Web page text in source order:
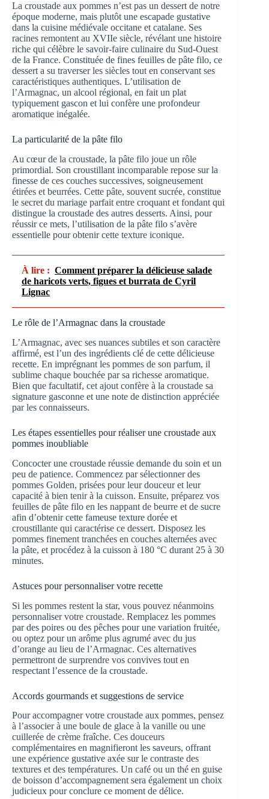
La croustade aux pommes n’est pas un dessert de notre
époque moderne, mais plutôt une escapade gustative
dans la cuisine médiévale occitane et catalane. Ses
racines remontent au XVIIe siècle, révélant une histoire
riche qui célèbre le savoir-faire culinaire du Sud-Ouest
de la France. Constituée de fines feuilles de pâte filo, ce
dessert a su traverser les siècles tout en conservant ses
caractéristiques authentiques. L’utilisation de
l’Armagnac, un alcool régional, en fait un plat
typiquement gascon et lui confère une profondeur
aromatique inégalée.
La particularité de la pâte filo
Au cœur de la croustade, la pâte filo joue un rôle
primordial. Son croustillant incomparable repose sur la
finesse de ces couches successives, soigneusement
étirées et beurrées. Cette pâte, souvent sucrée, constitue
le secret du mariage parfait entre croquant et fondant qui
distingue la croustade des autres desserts. Ainsi, pour
réussir ce mets, l’utilisation de la pâte filo s’avère
essentielle pour obtenir cette texture iconique.
À lire : Comment préparer la délicieuse salade
de haricots verts, figues et burrata de Cyril
Lignac
Le rôle de l’Armagnac dans la croustade
L’Armagnac, avec ses nuances subtiles et son caractère
affirmé, est l’un des ingrédients clé de cette délicieuse
recette. En imprégnant les pommes de son parfum, il
sublime chaque bouchée par sa richesse aromatique.
Bien que facultatif, cet ajout confère à la croustade sa
signature gasconne et une note de distinction appréciée
par les connaisseurs.
Les étapes essentielles pour réaliser une croustade aux
pommes inoubliable
Concocter une croustade réussie demande du soin et un
peu de patience. Commencez par sélectionner des
pommes Golden, prisées pour leur douceur et leur
capacité à bien tenir à la cuisson. Ensuite, préparez vos
feuilles de pâte filo en les nappant de beurre et de sucre
afin d’obtenir cette fameuse texture dorée et
croustillante qui caractérise ce dessert. Disposez les
pommes finement tranchées en couches alternées avec
la pâte, et procédez à la cuisson à 180 °C durant 25 à 30
minutes.
Astuces pour personnaliser votre recette
Si les pommes restent la star, vous pouvez néanmoins
personnaliser votre croustade. Remplacez les pommes
par des poires ou des pêches pour une variation fruitée,
ou optez pour un arôme plus agrumé avec du jus
d’orange au lieu de l’Armagnac. Ces alternatives
permettront de surprendre vos convives tout en
respectant l’essence de la croustade.
Accords gourmands et suggestions de service
Pour accompagner votre croustade aux pommes, pensez
à l’associer à une boule de glace à la vanille ou une
cuillerée de crème fraîche. Ces douceurs
complémentaires en magnifieront les saveurs, offrant
une expérience gustative axée sur le contraste des
textures et des températures. Un café ou un thé en guise
de boisson d’accompagnement sera également un choix
judicieux pour conclure ce moment de délice.